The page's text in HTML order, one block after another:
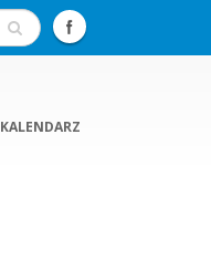
KALENDARZ